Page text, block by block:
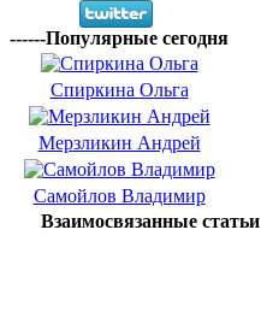
------Популярные сегодня
Спиркина Ольга
Мерзликин Андрей
Самойлов Владимир
Взаимосвязанные статьи